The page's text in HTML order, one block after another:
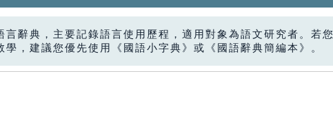
言辭典，主要記錄語言使用歷程，適用對象為語文研究者。若
，建議您優先使用《國語小字典》或《國語辭典簡編本》。